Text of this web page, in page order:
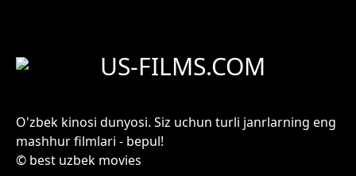
US-FILMS.COM
O'zbek kinosi dunyosi. Siz uchun turli janrlarning eng
mashhur filmlari - bepul!
© best uzbek movies